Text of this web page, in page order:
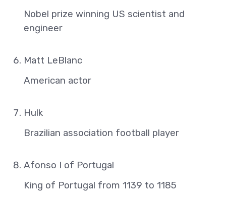
Nobel prize winning US scientist and
engineer
Matt LeBlanc
American actor
Hulk
Brazilian association football player
Afonso I of Portugal
King of Portugal from 1139 to 1185